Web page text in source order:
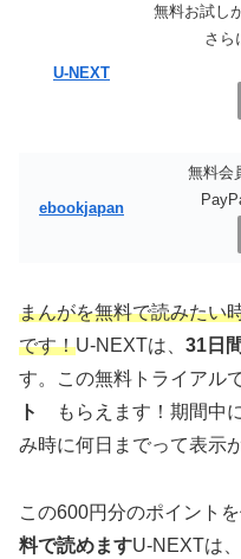
U-NEXT
無料お試し
さら
ebookjapan
無料会
まんがを無料で読みたい
です！U-NEXTは、 31日
す。この無料トライアル
ト
もらえます！期間中
み時に何日までって表示
この600円分のポイント
料で読めますU-NEXTは